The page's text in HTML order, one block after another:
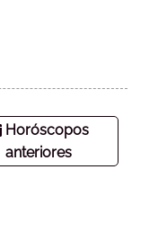
Horóscopos
anteriores